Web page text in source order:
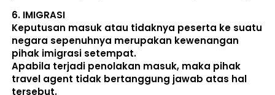
6. IMIGRASI
Keputusan masuk atau tidaknya peserta ke suatu
negara sepenuhnya merupakan kewenangan
pihak imigrasi setempat.
Apabila terjadi penolakan masuk, maka pihak
travel agent tidak bertanggung jawab atas hal
tersebut.